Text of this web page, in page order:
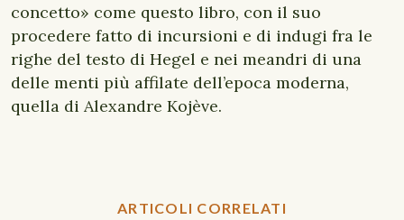
concetto» come questo libro, con il suo
procedere fatto di incursioni e di indugi fra le
righe del testo di Hegel e nei meandri di una
delle menti più affilate dell’epoca moderna,
quella di Alexandre Kojève.
ARTICOLI CORRELATI